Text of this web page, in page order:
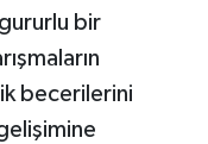
bir
becerilerini